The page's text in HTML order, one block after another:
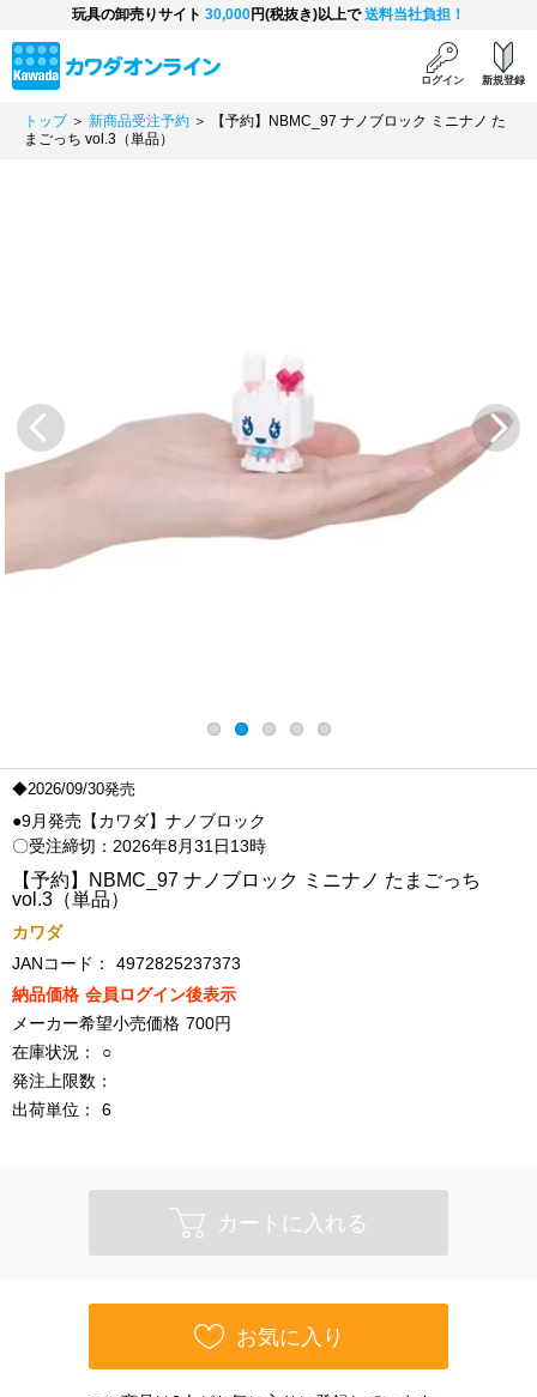
玩具の卸売りサイト 30,000円(税抜き)以上で送料当社負担！
ログイン 新規登録
トップ ＞ 新商品受注予約 ＞ 【予約】NBMC_97 ナノブロック ミニナノ た
まごっち vol.3（単品）
Previous
◆2026/09/30発売
●9月発売【カワダ】ナノブロック
〇受注締切：2026年8月31日13時
【予約】NBMC_97 ナノブロック ミニナノ たまごっち
vol.3（単品）
カワダ
JANコード：
4972825237373
納品価格 会員ログイン後表示
メーカー希望小売価格 700円
在庫状況：
○
発注上限数：
出荷単位：
6
カートに入れる
お気に入り